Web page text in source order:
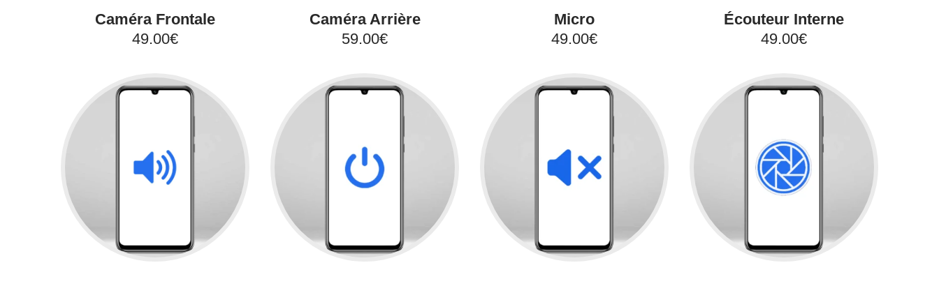
Caméra Frontale
49.00€
Caméra Arrière
59.00€
Micro
49.00€
Écouteur Interne
49.00€